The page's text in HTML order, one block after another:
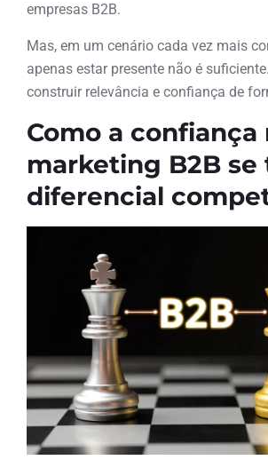
empresas B2B.
Mas, em um cenário cada vez mais
apenas estar presente não é
construir relevância e confiança de
Como a confiança
marketing B2B se
diferencial